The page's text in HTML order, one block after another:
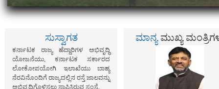
ಸುಸ್ವಾಗತ
ಕರ್ನಾಟಕ ರಾಜ್ಯ ಹೆದ್ದಾರಿಗಳ ಅಭಿವೃದ್ಧಿ
ಯೋಜನೆಯು, ಕರ್ನಾಟಕ ಸರ್ಕಾರದ
ಲೋಕೋಪಯೋಗಿ ಇಲಾಖೆಯು ಬಾಹ್ಯ
ನೆರವಿನೊಂದಿಗೆ ರಾಜ್ಯದಲ್ಲಿನ ರಸ್ತೆ ಜಾಲವನ್ನು
ಅಭಿವೃದ್ಧಿಗೊಳಿಸಲು ಸ್ಥಾಪಿಸಿರುವ ಸಂಸ್ಥೆ.
ಮಾನ್ಯಮುಖ್ಯ